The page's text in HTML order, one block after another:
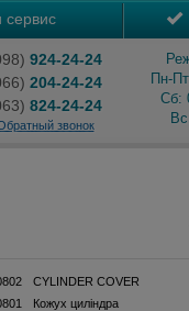
сервис
924-24-24
204-24-24
824-24-24
звонок
Пн-
Сб:
CYLINDER COVER
Кожух циліндра